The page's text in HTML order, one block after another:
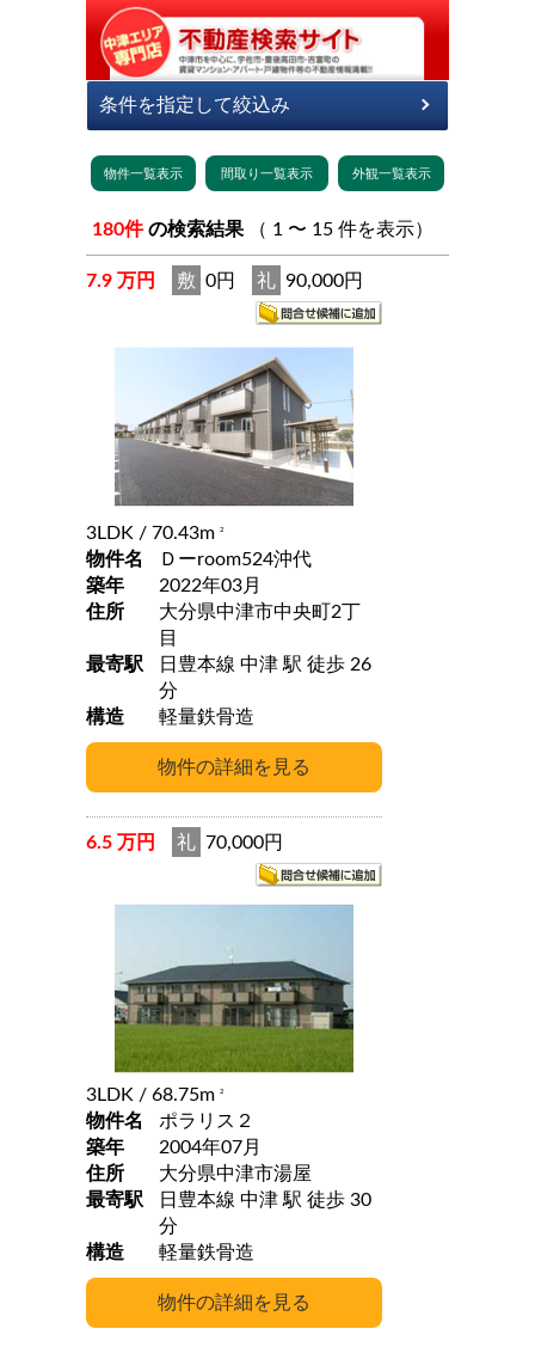
180件 の検索結果 （ 1 〜 15 件を表示）
7.9 万円 敷 0円 礼 90,000円
3LDK / 70.43m 2
物件名
Ｄーroom524沖代
築年
2022年03月
住所
大分県中津市中央町2丁
目
最寄駅
日豊本線 中津 駅 徒歩 26
分
構造
軽量鉄骨造
6.5 万円 礼 70,000円
3LDK / 68.75m 2
物件名
ポラリス２
築年
2004年07月
住所
大分県中津市湯屋
最寄駅
日豊本線 中津 駅 徒歩 30
分
構造
軽量鉄骨造